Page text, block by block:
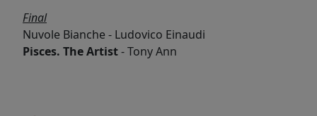
Final
Nuvole Bianche - Ludovico Einaudi
Pisces. The Artist- Tony Ann